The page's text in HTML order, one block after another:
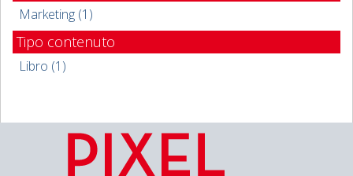
Marketing (1)
Tipo contenuto
Libro (1)